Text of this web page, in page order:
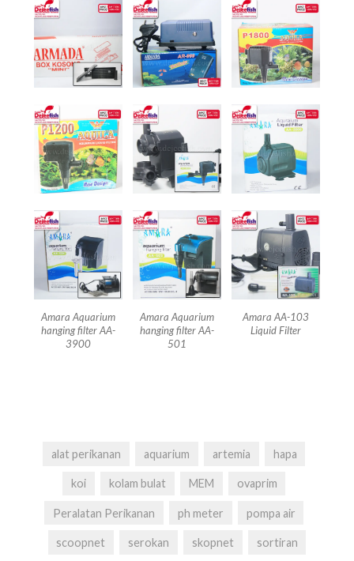
Amara Aquarium
hanging filter AA-
3900
Amara Aquarium
hanging filter AA-
501
Amara AA-103
Liquid Filter
alat perikanan aquarium artemia hapa
koi kolam bulat MEM ovaprim
Peralatan Perikanan ph meter pompa air
scoopnet serokan skopnet sortiran